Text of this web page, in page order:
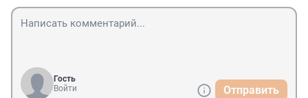
Гость
Войти
Отправить